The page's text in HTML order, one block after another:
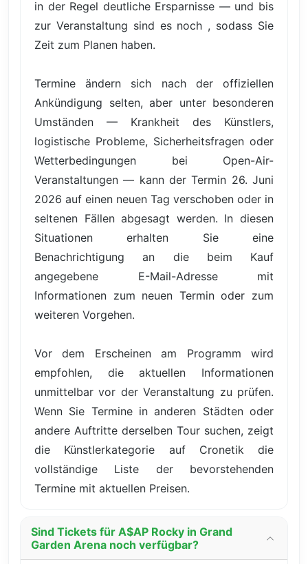
in der Regel deutliche Ersparnisse — und bis
zur Veranstaltung sind es noch , sodass Sie
Zeit zum Planen haben.
Termine ändern sich nach der offiziellen
Ankündigung selten, aber unter besonderen
Umständen — Krankheit des Künstlers,
logistische Probleme, Sicherheitsfragen oder
Wetterbedingungen bei Open-Air-
Veranstaltungen — kann der Termin 26. Juni
2026 auf einen neuen Tag verschoben oder in
seltenen Fällen abgesagt werden. In diesen
Situationen erhalten Sie eine
Benachrichtigung an die beim Kauf
angegebene E-Mail-Adresse mit
Informationen zum neuen Termin oder zum
weiteren Vorgehen.
Vor dem Erscheinen am Programm wird
empfohlen, die aktuellen Informationen
unmittelbar vor der Veranstaltung zu prüfen.
Wenn Sie Termine in anderen Städten oder
andere Auftritte derselben Tour suchen, zeigt
die Künstlerkategorie auf Cronetik die
vollständige Liste der bevorstehenden
Termine mit aktuellen Preisen.
Sind Tickets für A$AP Rocky in Grand
Garden Arena noch verfügbar?